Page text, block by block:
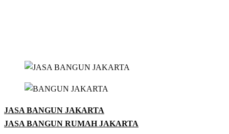
JASA BANGUN JAKARTA
JASA BANGUN RUMAH JAKARTA